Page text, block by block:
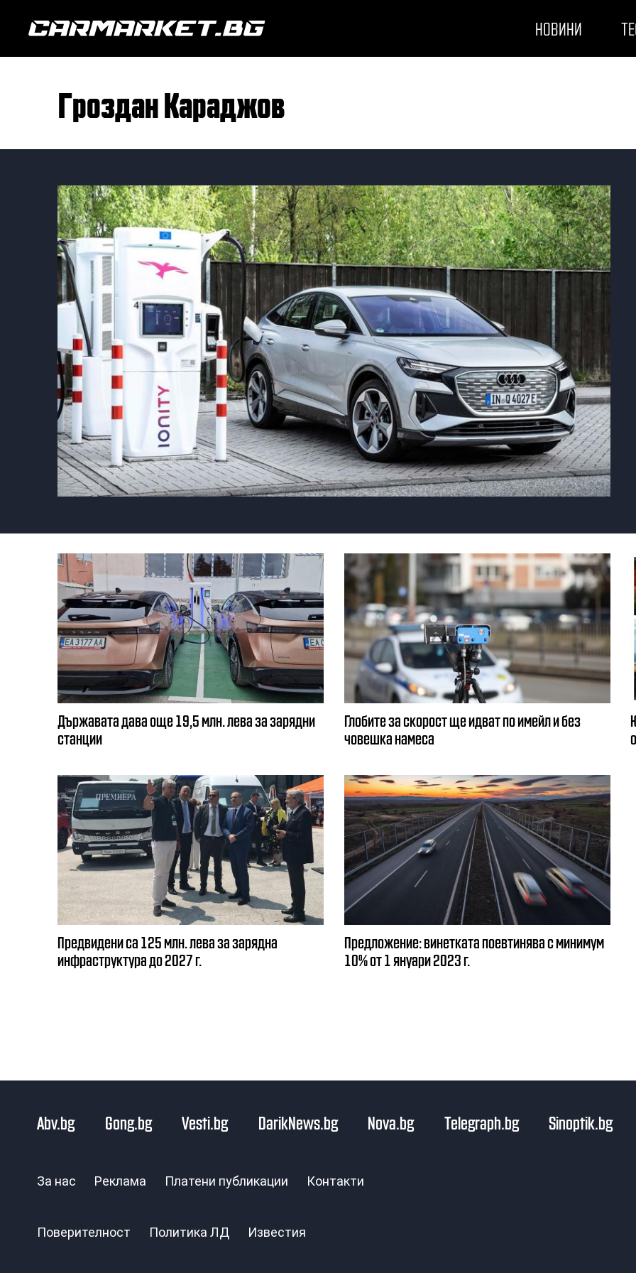
НОВИНИ
Гроздан Караджов
Държавата дава още 19,5 млн. лева за зарядни
станции
Глобите за скорост ще идват по имейл и без
човешка намеса
Предвидени са 125 млн. лева за зарядна
инфраструктура до 2027 г.
Предложение: винетката поевтинява с минимум
10% от 1 януари 2023 г.
Abv.bg Gong.bg Vesti.bg DarikNews.bg Nova.bg Telegraph.bg Sinoptik.bg
За нас Реклама Платени публикации Контакти
Поверителност Политика ЛД Известия